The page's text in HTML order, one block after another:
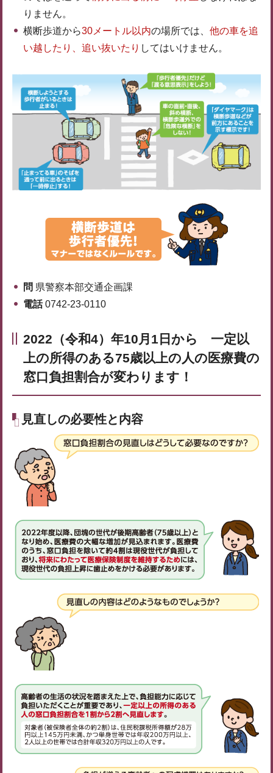
りません。
横断歩道から30メートル以内の場所では、 他の車を追
い越したり、追い抜いたり してはいけません。
問 県警察本部交通企画課
電話0742-23-0110
2022（令和4）年10月1日から 一定以
上の所得のある75歳以上の人の医療費の
窓口負担割合が変わります！
見直しの必要性と内容